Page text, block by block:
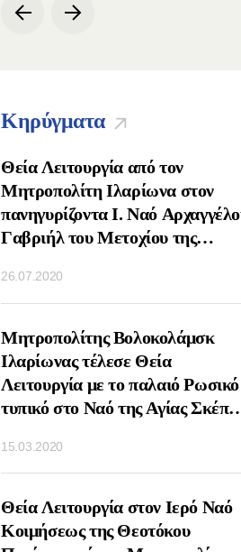
Κηρύγματα
Θεία Λειτουργία από τον
Μητροπολίτη Ιλαρίωνα στον
πανηγυρίζοντα Ι. Ναό
Γαβριήλ του Μετοχίου της
Μόσχα
26.07.2020
Μητροπολίτης Βολοκολάμσκ
Ιλαρίωνας τέλεσε Θεία
Λειτουργία με το παλαιό Ρωσικό
τυπικό στο Ναό της Αγίας
15.03.2020
Θεία Λειτουργία στον Ιερό Ναό
Κοιμήσεως της Θεοτόκου